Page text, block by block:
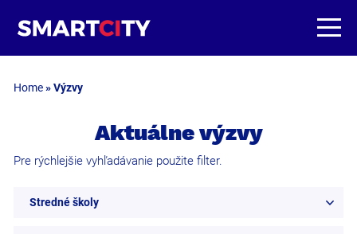
Home»Výzvy
Aktuálne výzvy
Pre rýchlejšie vyhľadávanie použite filter.
Stredné školy